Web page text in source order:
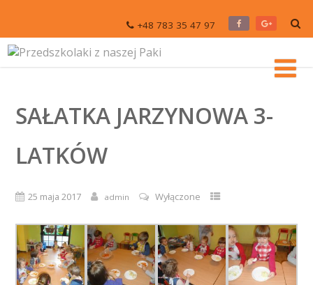
+48 783 35 47 97
SAŁATKA JARZYNOWA 3-
LATKÓW
25 maja 2017 admin Wyłączone